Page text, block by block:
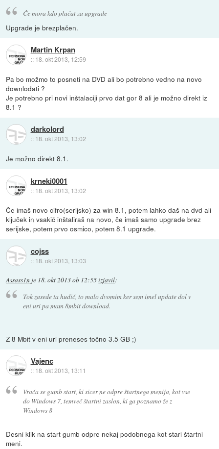
Če mora kdo plačat za upgrade
Upgrade je brezplačen.
Martin Krpan
:: 18. okt 2013, 12:59
Pa bo možmo to posneti na DVD ali bo potrebno vedno na novo
downlodati ?
Je potrebno pri novi inštalaciji prvo dat gor 8 ali je možno direkt iz
8.1 ?
darkolord
:: 18. okt 2013, 13:02
Je možno direkt 8.1.
krneki0001
:: 18. okt 2013, 13:02
Če imaš novo cifro(serijsko) za win 8.1, potem lahko daš na dvd ali
ključek in vsakič inštaliraš na novo, če imaš samo upgrade brez
serijske, potem prvo osmico, potem 8.1 upgrade.
cojss
:: 18. okt 2013, 13:03
Assass1n je 18. okt 2013 ob 12:55izjavil:
Tok zasede ta hudič, to malo dvomim ker sem imel update dol v
eni uri pa mam 8mbit download.
Z 8 Mbit v eni uri preneses točno 3.5 GB ;)
Vajenc
:: 18. okt 2013, 13:11
Vrača se gumb start, ki sicer ne odpre štartnega menija, kot vse
do Windows 7, temveč štartni zaslon, ki ga poznamo že z
Windows 8
Desni klik na start gumb odpre nekaj podobnega kot stari štartni
meni.